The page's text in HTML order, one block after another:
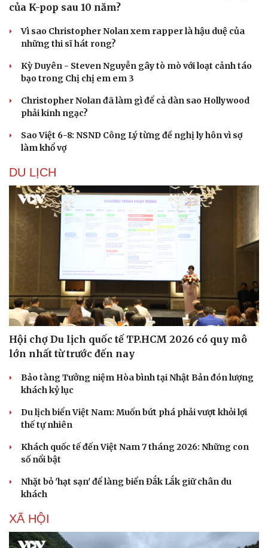
Văn hóa
Sân khấu - Điện ảnh
Văn học
Âm nhạc
Giải trí
Nghệ sĩ
Thời trang
Sao Việt
của K-pop sau 10 năm?
Vì sao Christopher Nolan xem rapper là hậu duệ của
những thi sĩ hát rong?
Kỳ Duyên - Steven Nguyễn gây tò mò với loạt cảnh táo
bạo trong Chị chị em em 3
Christopher Nolan đã làm gì để cả dàn sao Hollywood
phải kinh ngạc?
Sao Việt 6-8: NSND Công Lý từng đề nghị ly hôn vì sợ
làm khổ vợ
DU LỊCH
Hội chợ Du lịch quốc tế TP.HCM 2026 có quy mô
lớn nhất từ trước đến nay
Bảo tàng Tưởng niệm Hòa bình tại Nhật Bản đón lượng
khách kỷ lục
Du lịch biển Việt Nam: Muốn bứt phá phải vượt khỏi lợi
thế tự nhiên
Khách quốc tế đến Việt Nam 7 tháng 2026: Những con
số nổi bật
Nhặt bỏ 'hạt sạn' để làng biển Đắk Lắk giữ chân du
khách
XÃ HỘI